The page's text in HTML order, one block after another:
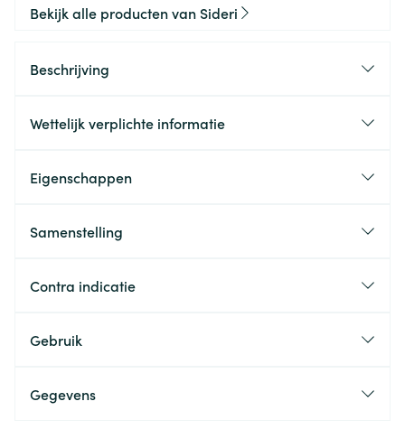
Bekijk alle producten van Sideri
Beschrijving
Wettelijk verplichte informatie
Eigenschappen
Samenstelling
Contra indicatie
Gebruik
Gegevens